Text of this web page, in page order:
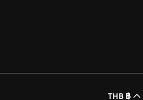
THB ฿